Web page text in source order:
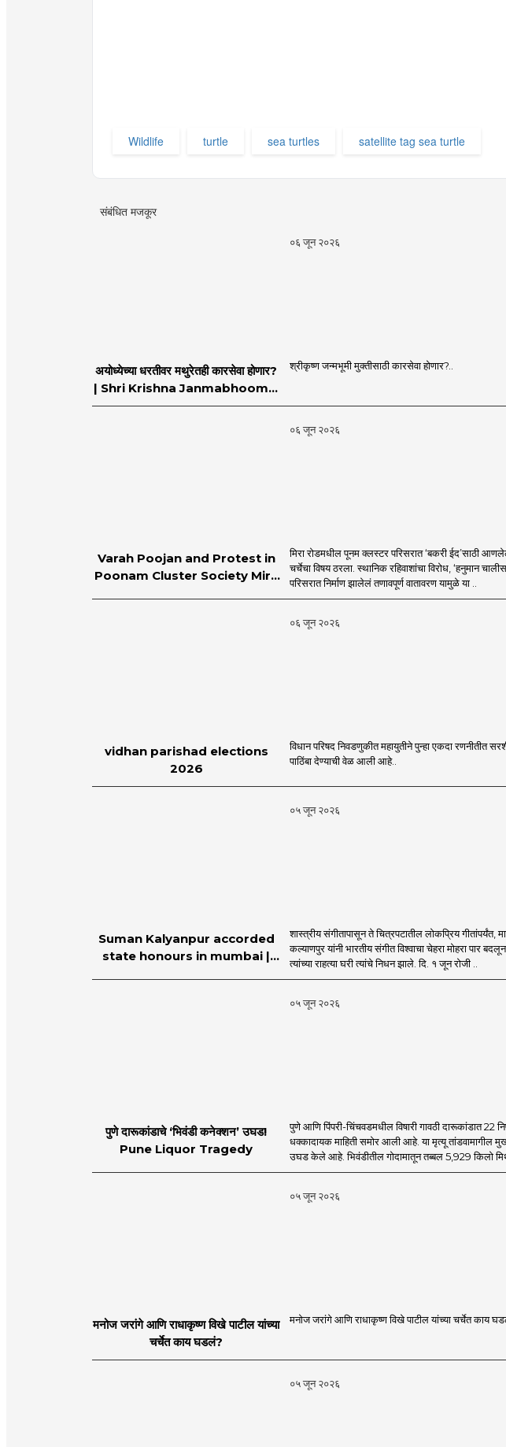
Wildlife turtle sea turtles satellite tag sea turtle
संबंधित मजकूर
०६ जून २०२६
अयोध्येच्या धरतीवर मथुरेतही कारसेवा होणार?
| Shri Krishna Janmabhoomi |
MahaMTB
श्रीकृष्ण जन्मभूमी मुक्तीसाठी कारसेवा होणार?..
०६ जून २०२६
Varah Poojan and Protest in
Poonam Cluster Society Mira
मिरा रोडमधील पूनम क्लस्टर परिसरात ‘बकरी ईद’साठी
चर्चेचा विषय ठरला. स्थानिक रहिवाशांचा विरोध, ‘हनुमान
परिसरात निर्माण झालेलं तणावपूर्ण वातावरण यामुळे या ..
०६ जून २०२६
vidhan parishad elections
2026
विधान परिषद निवडणुकीत महायुतीने पुन्हा एकदा रणनीतीत
पाठिंबा देण्याची वेळ आली आहे..
०५ जून २०२६
Suman Kalyanpur accorded
state honours in mumbai |
शास्त्रीय संगीतापासून ते चित्रपटातील लोकप्रिय
कल्याणपुर यांनी भारतीय संगीत विश्वाचा चेहरा मोहरा पार
त्यांच्या राहत्या घरी त्यांचे निधन झाले. दि. १ जून रोजी ..
०५ जून २०२६
पुणे दारूकांडाचे ‘भिवंडी कनेक्शन’ उघड!
Pune Liquor Tragedy
पुणे आणि पिंपरी-चिंचवडमधील विषारी गावठी दारूकांडात 22
धक्कादायक माहिती समोर आली आहे. या मृत्यू तांडवामागील
उघड केले आहे. भिवंडीतील गोदामातून तब्बल 5,929 किलो
०५ जून २०२६
मनोज जरांगे आणि राधाकृष्ण विखे पाटील यांच्या
चर्चेत काय घडलं?
मनोज जरांगे आणि राधाकृष्ण विखे पाटील यांच्या चर्चेत काय
०५ जून २०२६